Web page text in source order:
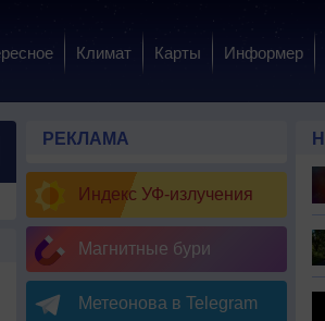
Климат Карты Информер
РЕКЛАМА
Индекс УФ-излучения
Магнитные бури
Метеонова в Telegram